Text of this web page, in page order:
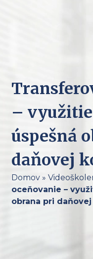
–
úspešná
daňovej
Domov»
oceňovanie –
obrana pri